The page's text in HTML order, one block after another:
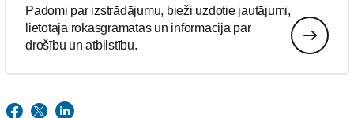
Padomi par izstrādājumu, bieži uzdotie jautājumi,
lietotāja rokasgrāmatas un informācija par
drošību un atbilstību.